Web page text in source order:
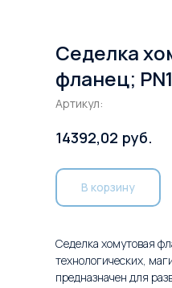
Седелка
фланец;
Артикул:
14392,02 руб.
В корзину
Седелка хомутовая
технологических,
предназначен для